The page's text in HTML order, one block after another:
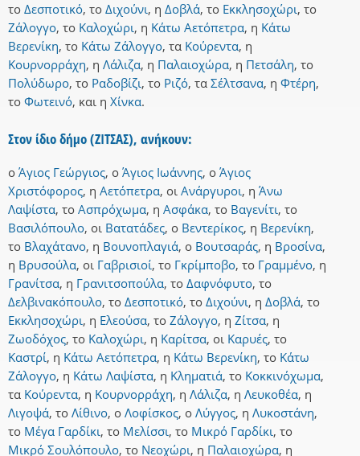
το Δεσποτικό, το Διχούνι, η Δοβλά, το Εκκλησοχώρι, το
Ζάλογγο, το Καλοχώρι, η Κάτω Αετόπετρα, η Κάτω
Βερενίκη, το Κάτω Ζάλογγο, τα Κούρεντα, η
Κουρνορράχη, η Λάλιζα, η Παλαιοχώρα, η Πετσάλη, το
Πολύδωρο, το Ραδοβίζι, το Ριζό, τα Σέλτσανα, η Φτέρη,
το Φωτεινό, και η Χίνκα.
Στον ίδιο δήμο (ΖΙΤΣΑΣ), ανήκουν:
ο Άγιος Γεώργιος, ο Άγιος Ιωάννης, ο Άγιος
Χριστόφορος, η Αετόπετρα, οι Ανάργυροι, η Άνω
Λαψίστα, το Ασπρόχωμα, η Ασφάκα, το Βαγενίτι, το
Βασιλόπουλο, οι Βατατάδες, ο Βεντερίκος, η Βερενίκη,
το Βλαχάτανο, η Βουνοπλαγιά, ο Βουτσαράς, η Βροσίνα,
η Βρυσούλα, οι Γαβρισιοί, το Γκρίμποβο, το Γραμμένο, η
Γρανίτσα, η Γρανιτσοπούλα, το Δαφνόφυτο, το
Δελβινακόπουλο, το Δεσποτικό, το Διχούνι, η Δοβλά, το
Εκκλησοχώρι, η Ελεούσα, το Ζάλογγο, η Ζίτσα, η
Ζωοδόχος, το Καλοχώρι, η Καρίτσα, οι Καρυές, το
Καστρί, η Κάτω Αετόπετρα, η Κάτω Βερενίκη, το Κάτω
Ζάλογγο, η Κάτω Λαψίστα, η Κληματιά, το Κοκκινόχωμα,
τα Κούρεντα, η Κουρνορράχη, η Λάλιζα, η Λευκοθέα, η
Λιγοψά, το Λίθινο, ο Λοφίσκος, ο Λύγγος, η Λυκοστάνη,
το Μέγα Γαρδίκι, το Μελίσσι, το Μικρό Γαρδίκι, το
Μικρό Σουλόπουλο, το Νεοχώρι, η Παλαιοχώρα, η